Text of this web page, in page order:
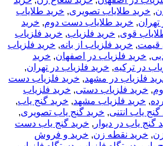
طلایاب تصویری,خرید طلایاب
,خرید طلایاب دست دوم,خرید
قوی, خرید فلزیاب,خرید فلزیاب
,خرید فلزیاب از بانه ,خرید فلزیاب
فلزیاب در اصفهان,خرید
,خرید فلزیاب در تهران
در مشهد ,خرید فلزیاب دست
فلزیاب دستی ,خرید فلزیاب
فلزیاب مشهد ,خرید گنج یاب,
انتنی, خرید گنج یاب تصویری,
در دیوار خرید گنج یاب دست
نقطه زن,خرید و فروش